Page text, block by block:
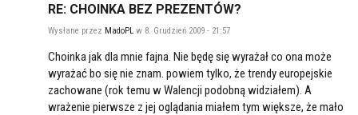
RE: CHOINKA BEZ PREZENTÓW?
Wysłane przez MadoPL w 8. Grudzień 2009 - 21:57
Choinka jak dla mnie fajna. Nie będę się wyrażał co ona może
wyrażać bo się nie znam. powiem tylko, że trendy europejskie
zachowane (rok temu w Walencji podobną widziałem). A
wrażenie pierwsze z jej oglądania miałem tym większe, że mało